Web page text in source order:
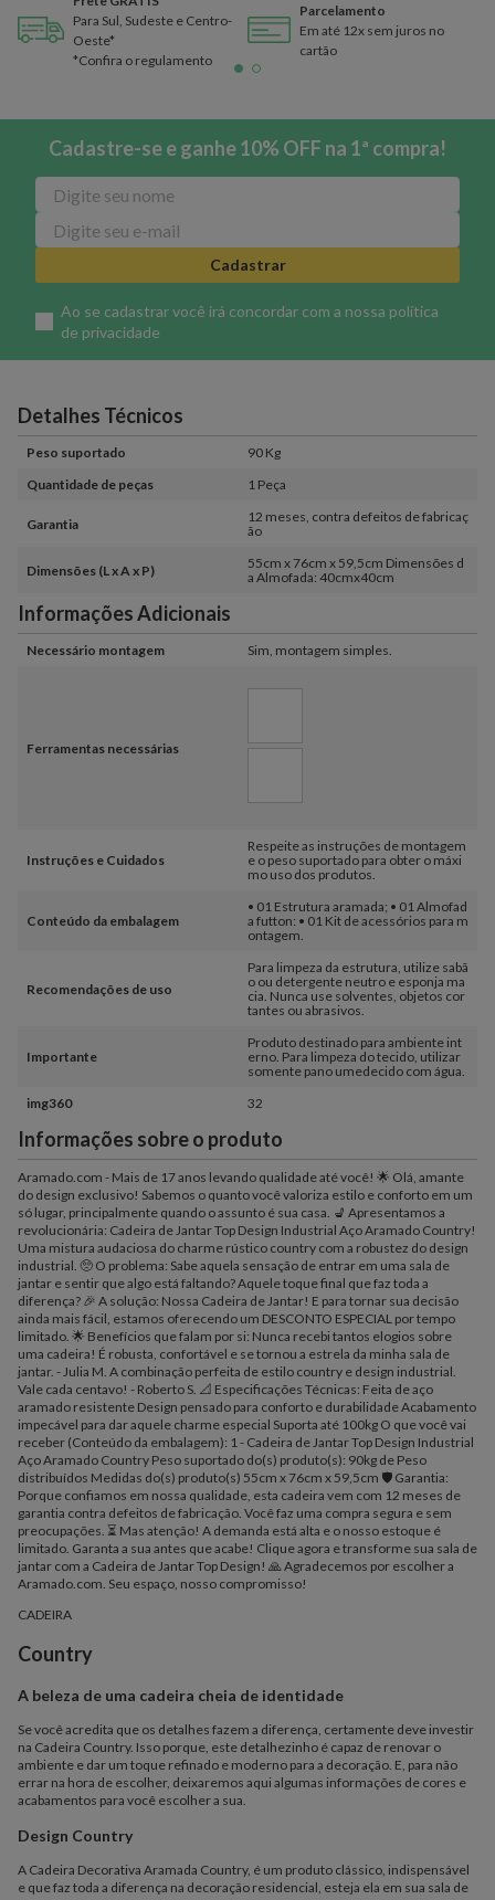
Para Sul, Sudeste e Centro-
Oeste*
*Confira o regulamento
Parcelamento
Em até 12x sem juros no
cartão
Cadastre-se e ganhe 10% OFF na 1ª compra!
Cadastrar
Ao se cadastrar você irá concordar com a nossa política
de privacidade
Detalhes Técnicos
Peso suportado
90 Kg
Quantidade de peças
1 Peça
Garantia
12 meses, contra defeitos de fabricaç
ão
Dimensões (L x A x P)
55cm x 76cm x 59,5cm Dimensões d
a Almofada: 40cmx40cm
Informações Adicionais
Necessário montagem Sim, montagem simples.
Ferramentas necessárias
Instruções e Cuidados
Respeite as instruções de montagem
e o peso suportado para obter o máxi
mo uso dos produtos.
Conteúdo da embalagem
• 01 Estrutura aramada; • 01 Almofad
a futton: • 01 Kit de acessórios para m
ontagem.
Recomendações de uso
Para limpeza da estrutura, utilize sabã
o ou detergente neutro e esponja ma
cia. Nunca use solventes, objetos cor
tantes ou abrasivos.
Importante
Produto destinado para ambiente int
erno. Para limpeza do tecido, utilizar
somente pano umedecido com água.
img360
32
Informações sobre o produto
Aramado.com - Mais de 17 anos levando qualidade até você! 🌟 Olá, amante
do design exclusivo! Sabemos o quanto você valoriza estilo e conforto em um
só lugar, principalmente quando o assunto é sua casa. 💺 Apresentamos a
revolucionária: Cadeira de Jantar Top Design Industrial Aço Aramado Country!
Uma mistura audaciosa do charme rústico country com a robustez do design
industrial. 🥺 O problema: Sabe aquela sensação de entrar em uma sala de
jantar e sentir que algo está faltando? Aquele toque final que faz toda a
diferença? 🎉 A solução: Nossa Cadeira de Jantar! E para tornar sua decisão
ainda mais fácil, estamos oferecendo um DESCONTO ESPECIAL por tempo
limitado. 🌟 Benefícios que falam por si: Nunca recebi tantos elogios sobre
uma cadeira! É robusta, confortável e se tornou a estrela da minha sala de
jantar. - Julia M. A combinação perfeita de estilo country e design industrial.
Vale cada centavo! - Roberto S. 📐 Especificações Técnicas: Feita de aço
aramado resistente Design pensado para conforto e durabilidade Acabamento
impecável para dar aquele charme especial Suporta até 100kg O que você vai
receber (Conteúdo da embalagem): 1 - Cadeira de Jantar Top Design Industrial
Aço Aramado Country Peso suportado do(s) produto(s): 90kg de Peso
distribuídos Medidas do(s) produto(s) 55cm x 76cm x 59,5cm 🛡️ Garantia:
Porque confiamos em nossa qualidade, esta cadeira vem com 12 meses de
garantia contra defeitos de fabricação. Você faz uma compra segura e sem
preocupações. ⏳ Mas atenção! A demanda está alta e o nosso estoque é
limitado. Garanta a sua antes que acabe! Clique agora e transforme sua sala de
jantar com a Cadeira de Jantar Top Design! 🙏 Agradecemos por escolher a
Aramado.com. Seu espaço, nosso compromisso!
CADEIRA
Country
A beleza de uma cadeira cheia de identidade
Se você acredita que os detalhes fazem a diferença, certamente deve investir
na Cadeira Country. Isso porque, este detalhezinho é capaz de renovar o
ambiente e dar um toque refinado e moderno para a decoração. E, para não
errar na hora de escolher, deixaremos aqui algumas informações de cores e
acabamentos para você escolher a sua.
Design Country
A Cadeira Decorativa Aramada Country, é um produto clássico, indispensável
e que faz toda a diferença na decoração residencial, esteja ela em sua sala de